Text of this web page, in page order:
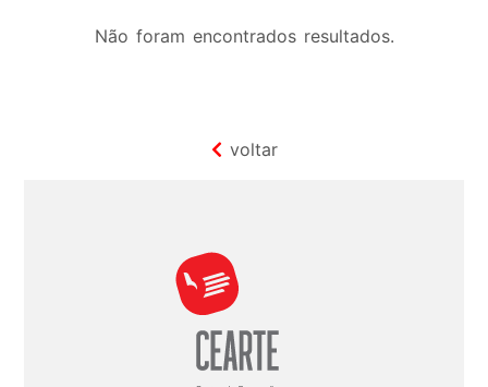
Não foram encontrados resultados.
voltar